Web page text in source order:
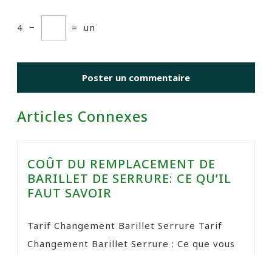
4 − = un
Articles Connexes
COÛT DU REMPLACEMENT DE
BARILLET DE SERRURE: CE QU’IL
FAUT SAVOIR
Tarif Changement Barillet Serrure Tarif
Changement Barillet Serrure : Ce que vous